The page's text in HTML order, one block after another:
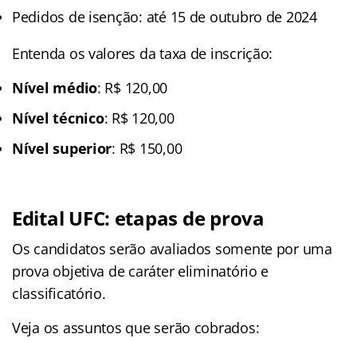
Pedidos de isenção: até 15 de outubro de 2024
Entenda os valores da taxa de inscrição:
Nível médio: R$ 120,00
Nível técnico: R$ 120,00
Nível superior: R$ 150,00
Edital UFC: etapas de prova
Os candidatos serão avaliados somente por uma
prova objetiva de caráter eliminatório e
classificatório.
Veja os assuntos que serão cobrados: